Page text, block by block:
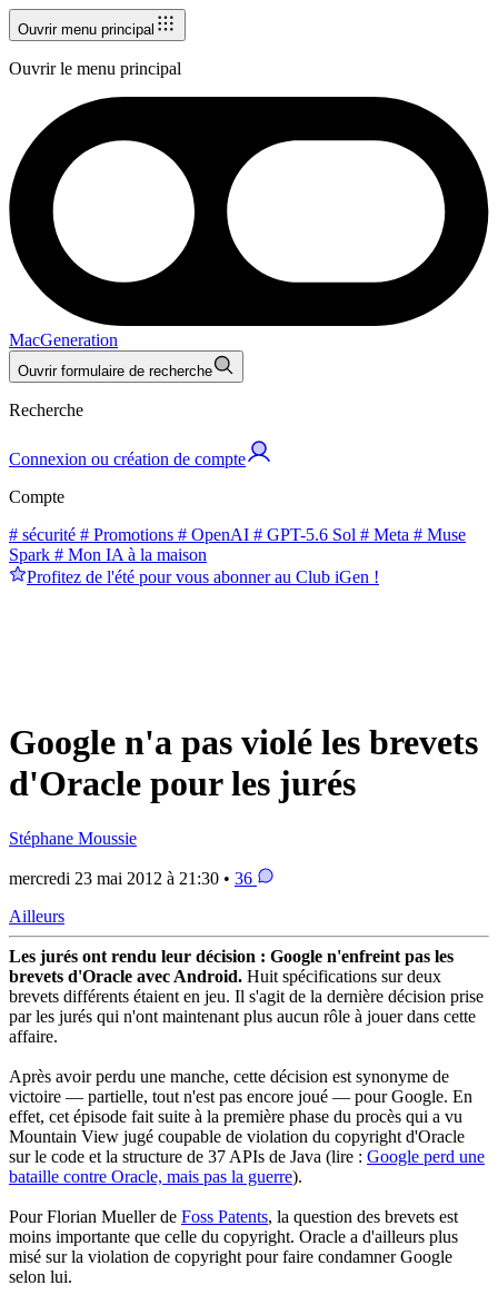
Ouvrir menu principal
Ouvrir le menu principal
MacGeneration
Ouvrir formulaire de recherche
Recherche
Connexion ou création de compte
Compte
# sécurité # Promotions # OpenAI # GPT-5.6 Sol # Meta # Muse
Spark # Mon IA à la maison
Profitez de l'été pour vous abonner au Club iGen !
Google n'a pas violé les brevets
d'Oracle pour les jurés
Stéphane Moussie
mercredi 23 mai 2012 à 21:30 • 36
Ailleurs
Les jurés ont rendu leur décision : Google n'enfreint pas les
brevets d'Oracle avec Android. Huit spécifications sur deux
brevets différents étaient en jeu. Il s'agit de la dernière décision prise
par les jurés qui n'ont maintenant plus aucun rôle à jouer dans cette
affaire.
Après avoir perdu une manche, cette décision est synonyme de
victoire — partielle, tout n'est pas encore joué — pour Google. En
effet, cet épisode fait suite à la première phase du procès qui a vu
Mountain View jugé coupable de violation du copyright d'Oracle
sur le code et la structure de 37 APIs de Java (lire : Google perd une
bataille contre Oracle, mais pas la guerre).
Pour Florian Mueller de Foss Patents, la question des brevets est
moins importante que celle du copyright. Oracle a d'ailleurs plus
misé sur la violation de copyright pour faire condamner Google
selon lui.